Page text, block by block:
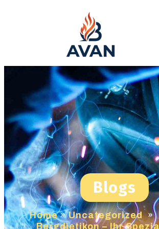
Blogs
Home»Uncategorized »
Bergdietikon – Ihr